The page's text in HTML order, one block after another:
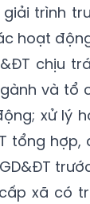
giải trình
hoạt
chịu
và tổ
xử lý
tổng hợp,
cấp xã có